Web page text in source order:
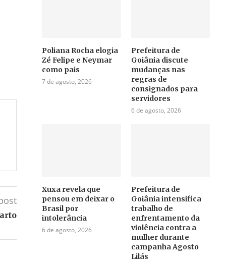
Poliana Rocha elogia
Zé Felipe e Neymar
como pais
7 de agosto, 2026
Prefeitura de
Goiânia discute
mudanças nas
regras de
consignados para
servidores
6 de agosto, 2026
Xuxa revela que
pensou em deixar o
Brasil por
intolerância
6 de agosto, 2026
Prefeitura de
Goiânia intensifica
trabalho de
enfrentamento da
violência contra a
mulher durante
campanha Agosto
Lilás